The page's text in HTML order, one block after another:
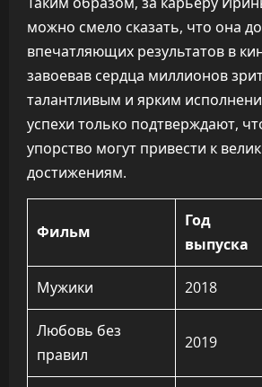
можно смело сказать, что она
впечатляющих результатов в
завоевав сердца миллионов
талантливым и ярким
успехи только подтверждают,
упорство могут привести к
достижениям.
Фильм
Год
выпуска
Мужики 2018
Любовь без
правил
2019